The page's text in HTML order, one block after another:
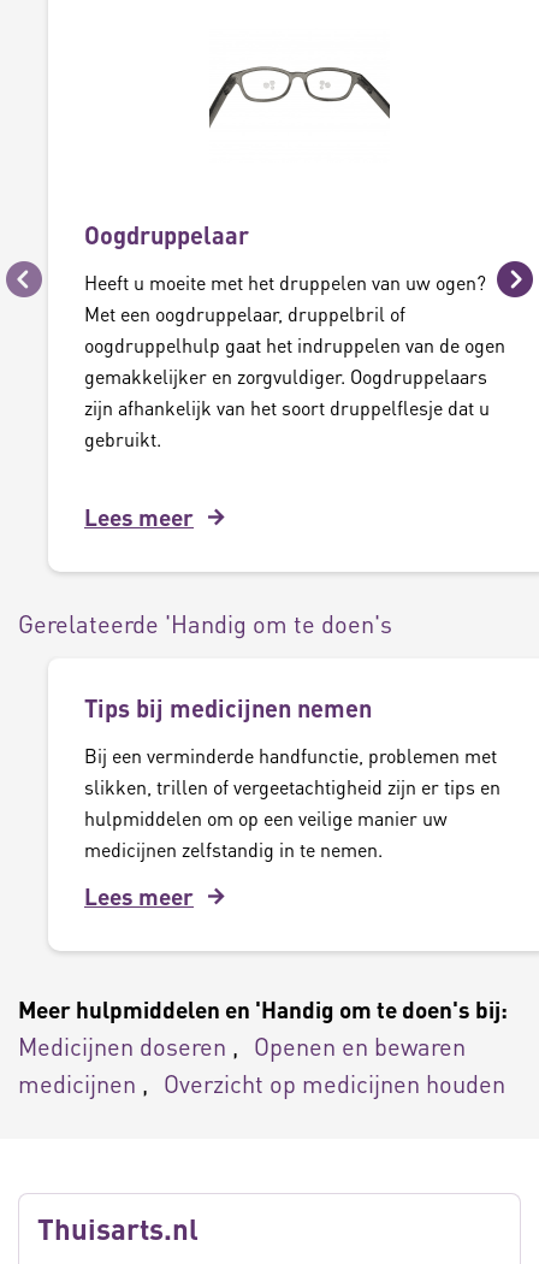
Vorige
Oogdruppelaar
Heeft u moeite met het druppelen van uw ogen?
Met een oogdruppelaar, druppelbril of
oogdruppelhulp gaat het indruppelen van de ogen
gemakkelijker en zorgvuldiger. Oogdruppelaars
zijn afhankelijk van het soort druppelflesje dat u
gebruikt.
Lees meer
Gerelateerde 'Handig om te doen's
Tips bij medicijnen nemen
Bij een verminderde handfunctie, problemen met
slikken, trillen of vergeetachtigheid zijn er tips en
hulpmiddelen om op een veilige manier uw
medicijnen zelfstandig in te nemen.
Lees meer
Meer hulpmiddelen en 'Handig om te doen's bij:
Medicijnen doseren
Openen en bewaren
medicijnen
Overzicht op medicijnen houden
Thuisarts.nl